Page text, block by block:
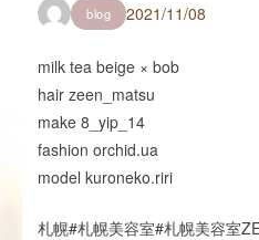
blog 2021/11/08
milk tea beige × bob
hair zeen_matsu
make 8_yip_14
fashion orchid.ua
model kuroneko.riri
札幌#札幌美容室#札幌美容室